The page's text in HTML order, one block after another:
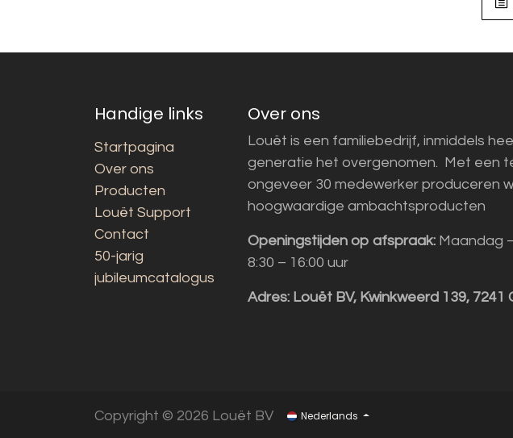
Handige links
Startpagina
Over ons
Producten
Louët Support
Contact
50-jarig
jubileumcatalogus
Over ons
Louët is een familiebedrijf, inmiddels
generatie het overgenomen. Met een
ongeveer 30 medewerker produceren
hoogwaardige ambachtsproducten
Openingstijden op afspraak: Maandag
8:30 – 16:00 uur
Adres: Louët BV, Kwinkweerd 139, 7241
Copyright © 2026 Louët BV Nederlands